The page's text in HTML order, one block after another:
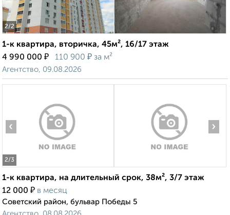
2/2
1-к квартира, вторичка, 45м², 16/17 этаж
4 990 000 ₽ 110 900 ₽ за м²
Агентство, 09.08.2026
2/3
‹ ›
1-к квартира, на длительный срок, 38м², 3/7 этаж
12 000 ₽ в месяц
Советский район, бульвар Победы 5